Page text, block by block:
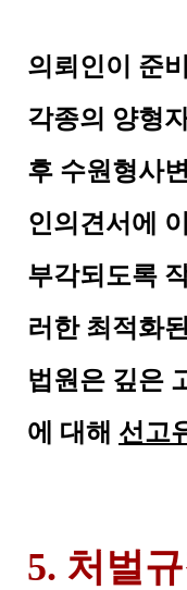
의뢰인이 준
각종의 양형
후 수원형사
인의견서에
부각되도록
러한 최적화
법원은 깊은
에 대해 선고
5. 처벌